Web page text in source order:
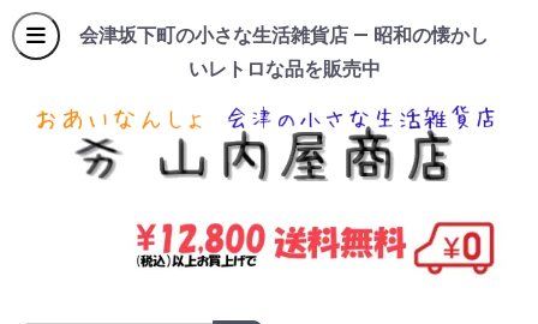
会津坂下町の小さな生活雑貨店 — 昭和の懐かし
いレトロな品を販売中